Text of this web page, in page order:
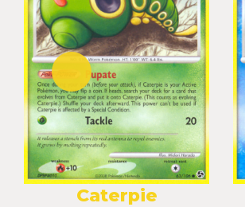
Caterpie